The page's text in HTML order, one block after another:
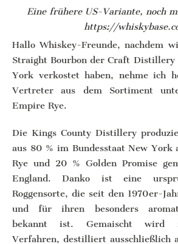
Eine frühere US-Variante, noch
https://
Hallo Whiskey-Freunde, nachdem
Straight Bourbon der Craft Distillery
York verkostet haben, nehme ich
Vertreter aus dem Sortiment
Empire Rye.
Die Kings County Distillery
aus 80 % im Bundesstaat New York
Rye und 20 % Golden Promise
England. Danko ist eine
Roggensorte, die seit den 1970er-
und für ihren besonders
bekannt ist. Gemaischt wird
Verfahren, destilliert ausschließlich